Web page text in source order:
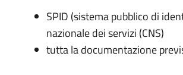
SPID (sistema pubblico di
nazionale dei servizi (CNS)
tutta la documentazione